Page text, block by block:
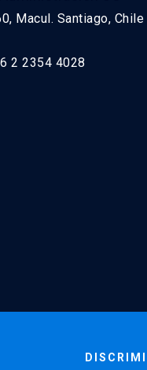
Macul. Santiago, Chile
2 2354 4028